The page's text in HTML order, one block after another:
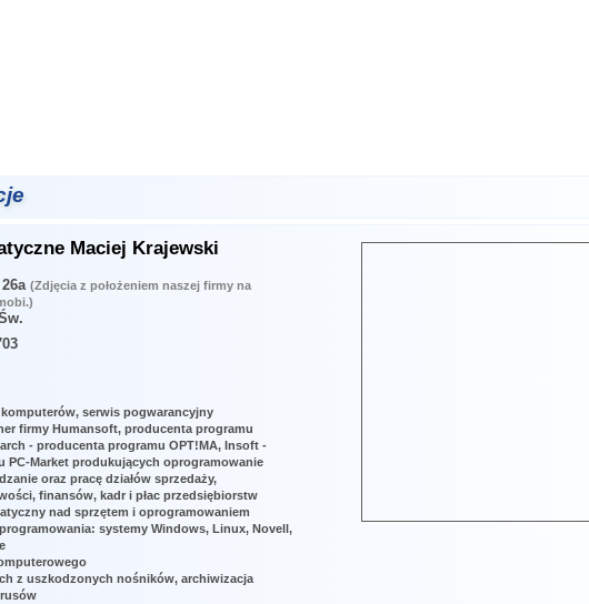
Maciej Krajewski
(Zdjęcia z położeniem naszej firmy na
serwis pogwarancyjny
firmy Humansoft, producenta programu
- producenta programu OPT!MA, Insoft -
PC-Market produkujących oprogramowanie
oraz pracę działów sprzedaży,
finansów, kadr i płac przedsiębiorstw
nad sprzętem i oprogramowaniem
systemy Windows, Linux, Novell,
z uszkodzonych nośników, archiwizacja